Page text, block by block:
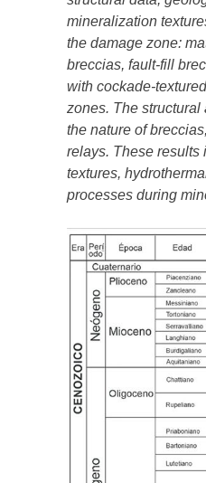
mineralization
the damage zone:
breccias, fault-fill
with cockade-
zones. The
the nature of
relays. These results
textures,
processes during